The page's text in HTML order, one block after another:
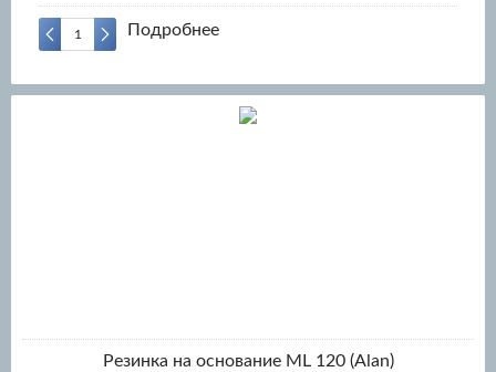
Подробнее
Резинка на основание ML 120 (Alan)